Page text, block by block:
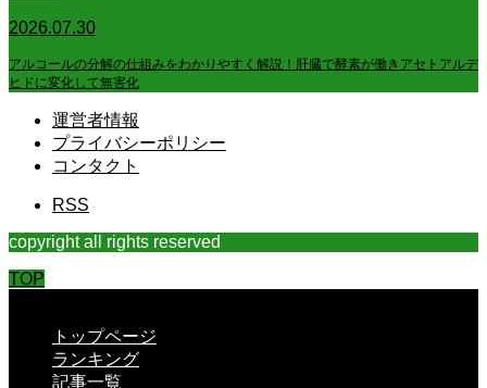
2026.07.30
アルコールの分解の仕組みをわかりやすく解説！肝臓で酵素が働きアセトアルデ
ヒドに変化して無害化
運営者情報
プライバシーポリシー
コンタクト
RSS
copyright all rights reserved
TOP
トップページ
ランキング
記事一覧